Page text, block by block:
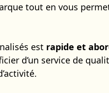
tout en vous
est rapide et
d’un service de